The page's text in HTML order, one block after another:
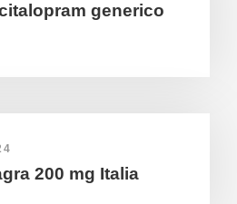
generico
200 mg Italia